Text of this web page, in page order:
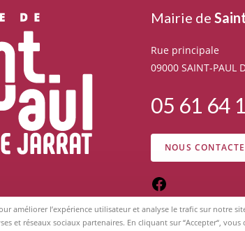
Mairie de
Rue principale
09000 SAINT-PAUL
05 61 64
NOUS
améliorer l’expérience utilisateur et analyse le trafic sur notre
et réseaux sociaux partenaires. En cliquant sur “Accepter“,